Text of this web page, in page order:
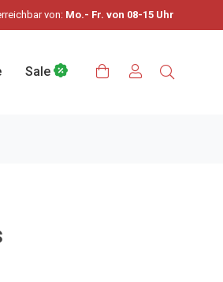
von: Mo.- Fr. von 08-15 Uhr
Sale